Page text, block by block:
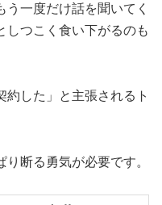
う一度だけ話を聞いてく
しつこく食い下がるのも
約した」と主張されるト
断る勇気が必要です。